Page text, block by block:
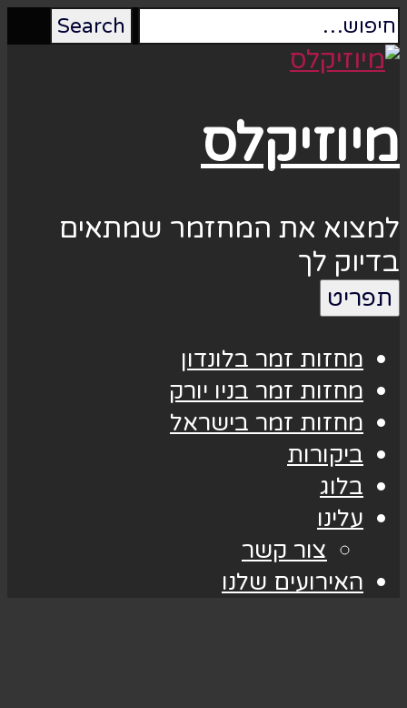
מיוזיקלס
למצוא את המחזמר שמתאים
בדיוק לך
תפריט
מחזות זמר בלונדון
מחזות זמר בניו יורק
מחזות זמר בישראל
ביקורות
בלוג
עלינו
צור קשר
האירועים שלנו